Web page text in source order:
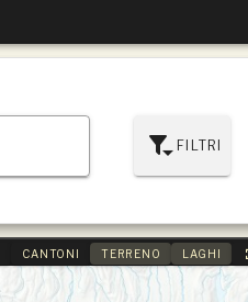
FILTRI
CANTONI TERRENO LAGHI